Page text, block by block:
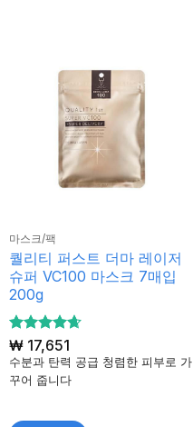
마스크/팩
퀄리티 퍼스트 더마 레이저
슈퍼 VC100 마스크 7매입
200g
5 중에서
4.67로 평
가됨
₩17,651
수분과 탄력 공급 청렴한 피부로 가
꾸어 줍니다